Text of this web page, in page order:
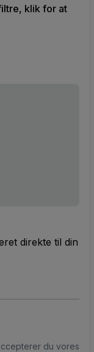
klik for at
direkte til din
du vores